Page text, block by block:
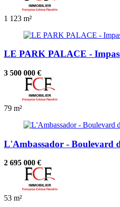
1 123 m²
LE PARK PALACE -
3 500 000 €
79 m²
L'Ambassador - Boulevard
2 695 000 €
53 m²